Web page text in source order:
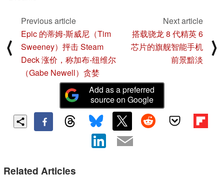
⟨
Previous article
Epic 的蒂姆-斯威尼（Tim
Sweeney）抨击 Steam
Deck 涨价，称加布-纽维尔
（Gabe Newell）贪婪
Next article
搭载骁龙 8 代精英 6
芯片的旗舰智能手机
前景黯淡
⟩
Add as a preferred
source on Google
Related Articles